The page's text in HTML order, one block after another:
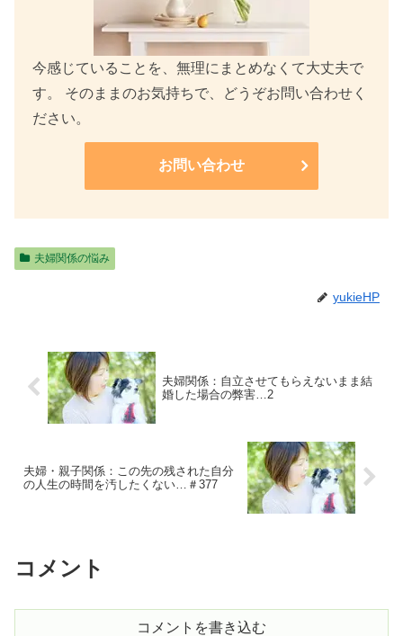
今感じていることを、無理にまとめなくて大丈夫で
す。 そのままのお気持ちで、どうぞお問い合わせく
ださい。
お問い合わせ
夫婦関係の悩み
yukieHP
夫婦関係：自立させてもらえないまま結
婚した場合の弊害…2
夫婦・親子関係：この先の残された自分
の人生の時間を汚したくない…＃377
コメント
コメントを書き込む